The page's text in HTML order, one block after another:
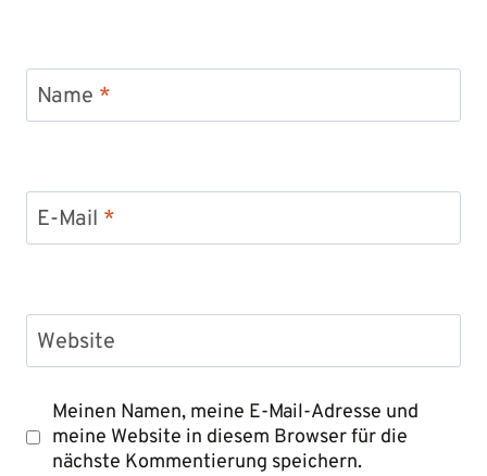
Name *
E-Mail *
Website
Meinen Namen, meine E-Mail-Adresse und
meine Website in diesem Browser für die
nächste Kommentierung speichern.